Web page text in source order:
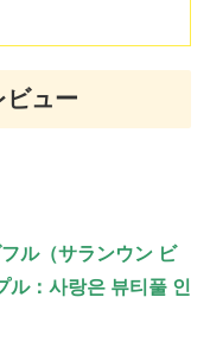
ビュー
ル（サランウン ビ
ル：사랑은 뷰티풀 인